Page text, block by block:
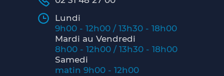
Lundi
9h00 - 12h00 / 13h30 - 18h00
Mardi au Vendredi
8h00 - 12h00 / 13h30 - 18h00
Samedi
matin 9h00 - 12h00